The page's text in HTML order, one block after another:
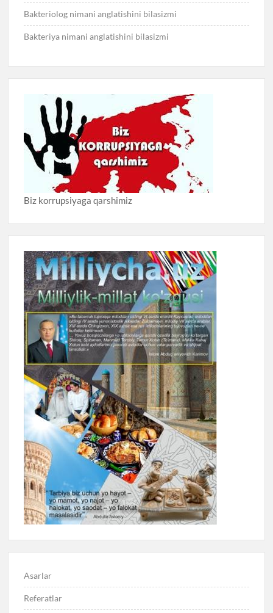
Bakteriolog nimani anglatishini bilasizmi
Bakteriya nimani anglatishini bilasizmi
Biz korrupsiyaga qarshimiz
Asarlar
Referatlar